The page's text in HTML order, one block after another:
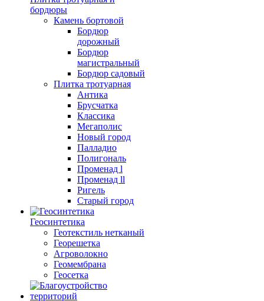
бордюры
Камень бортовой
Бордюр
дорожный
Бордюр
магистральный
Бордюр садовый
Плитка тротуарная
Антика
Брусчатка
Классика
Мегаполис
Новый город
Палладио
Полигональ
Променад l
Променад ll
Ригель
Старый город
Геосинтетика
Геотекстиль нетканый
Георешетка
Агроволокно
Геомембрана
Геосетка